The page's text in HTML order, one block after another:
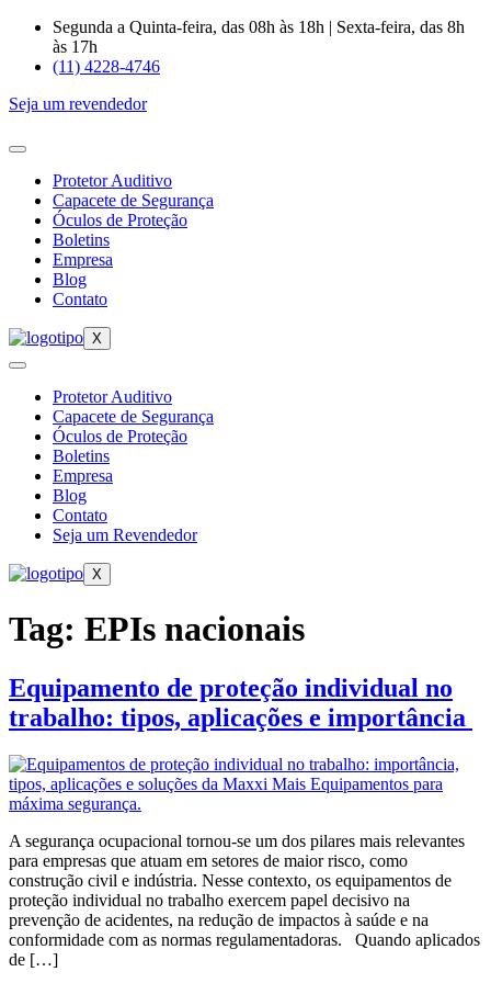
Segunda a Quinta-feira, das 08h às 18h | Sexta-feira, das 8h
às 17h
(11) 4228-4746
Seja um revendedor
Protetor Auditivo
Capacete de Segurança
Óculos de Proteção
Boletins
Empresa
Blog
Contato
X
Protetor Auditivo
Capacete de Segurança
Óculos de Proteção
Boletins
Empresa
Blog
Contato
Seja um Revendedor
X
Tag: EPIs nacionais
Equipamento de proteção individual no
trabalho: tipos, aplicações e importância
A segurança ocupacional tornou-se um dos pilares mais relevantes
para empresas que atuam em setores de maior risco, como
construção civil e indústria. Nesse contexto, os equipamentos de
proteção individual no trabalho exercem papel decisivo na
prevenção de acidentes, na redução de impactos à saúde e na
conformidade com as normas regulamentadoras. Quando aplicados
de […]